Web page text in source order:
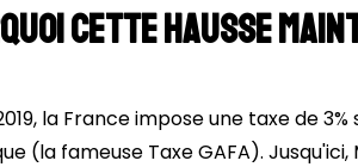
cette hausse
la France impose une taxe de
(la fameuse Taxe GAFA).